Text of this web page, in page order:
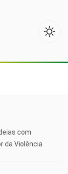
com
da Violência